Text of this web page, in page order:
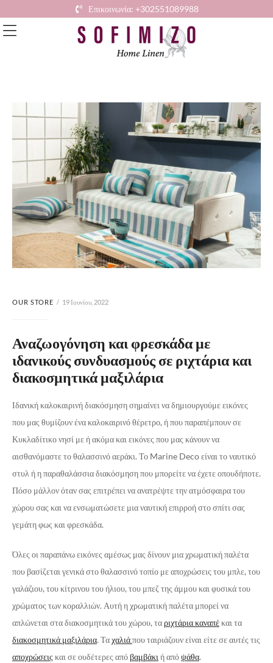
Επικοινωνία: +302551089988
OUR STORE 19 Ιουνίου, 2022
Αναζωογόνηση και φρεσκάδα με
ιδανικούς συνδυασμούς σε ριχτάρια και
διακοσμητικά μαξιλάρια
Ιδανική καλοκαιρινή διακόσμηση σημαίνει να δημιουργούμε εικόνες
που μας θυμίζουν ένα καλοκαιρινό θέρετρο, ή που παραπέμπουν σε
Κυκλαδίτικο νησί με ή ακόμα και εικόνες που μας κάνουν να
αισθανόμαστε το θαλασσινό αεράκι. Το Marine Deco είναι το ναυτικό
στυλ ή η παραθαλάσσια διακόσμηση που μπορείτε να έχετε οπουδήποτε.
Πόσο μάλλον όταν σας επιτρέπει να ανατρέψτε την ατμόσφαιρα του
χώρου σας και να ενσωματώσετε μια ναυτική επιρροή στο σπίτι σας
γεμάτη φως και φρεσκάδα.
Όλες οι παραπάνω εικόνες αμέσως μας δίνουν μια χρωματική παλέτα
που βασίζεται γενικά στο θαλασσινό τοπίο με αποχρώσεις του μπλε, του
γαλάζιου, του κίτρινου του ήλιου, του μπεζ της άμμου και φυσικά του
χρώματος των κοραλλιών. Αυτή η χρωματική παλέτα μπορεί να
απλώνεται στα διακοσμητικά του χώρου, τα ριχτάρια καναπέκαι τα
διακοσμητικά μαξιλάρια. Ταχαλιάπου ταιριάζουν είναι είτε σε αυτές τις
αποχρώσεις και σε ουδέτερες από βαμβάκι ή απόψάθα.